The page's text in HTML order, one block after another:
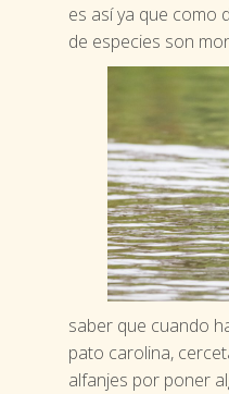
es así ya que como
de especies son
saber que cuando
pato carolina,
alfanjes por poner